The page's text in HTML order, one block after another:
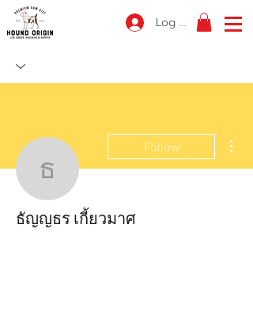
Log In
ธัญญธร เกี้ยวมาศ
Follow
ธัญญธร เกี้ยวมาศ